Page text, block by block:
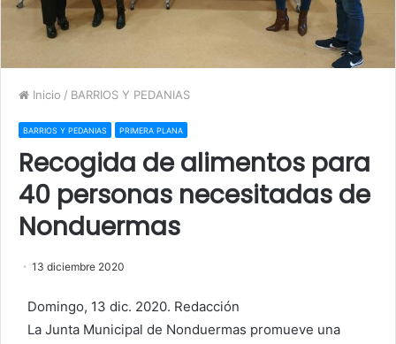
Inicio / BARRIOS Y PEDANIAS
BARRIOS Y PEDANIAS PRIMERA PLANA
Recogida de alimentos para
40 personas necesitadas de
Nonduermas
13 diciembre 2020
Domingo, 13 dic. 2020. Redacción
La Junta Municipal de Nonduermas promueve una